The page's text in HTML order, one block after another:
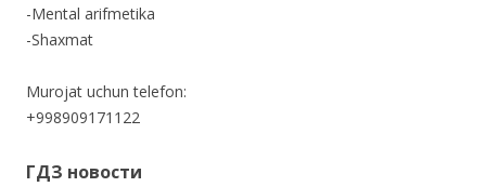
-Mental arifmetika
-Shaxmat
Murojat uchun telefon:
+998909171122
ГДЗ новости